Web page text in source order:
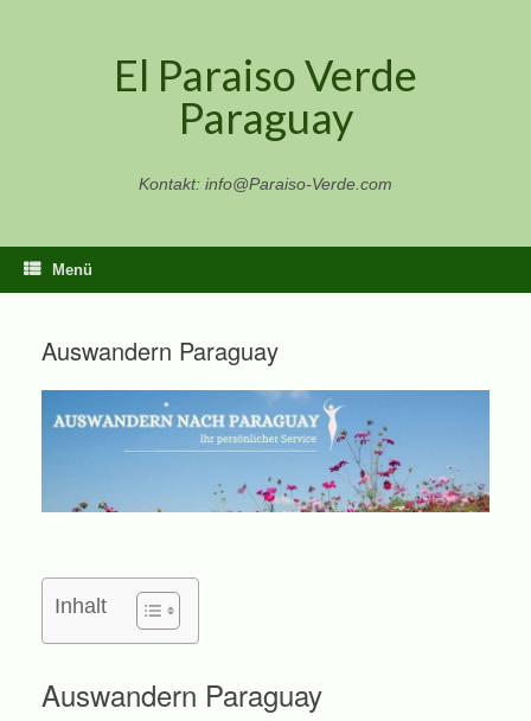
El Paraiso Verde
Paraguay
Kontakt: info@Paraiso-Verde.com
Menü
Auswandern Paraguay
Inhalt
Auswandern Paraguay